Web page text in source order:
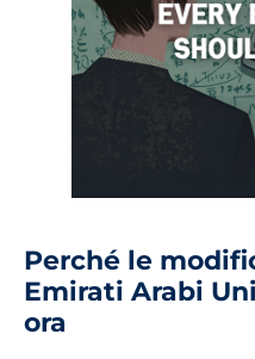
Perché le
Emirati Arabi
ora